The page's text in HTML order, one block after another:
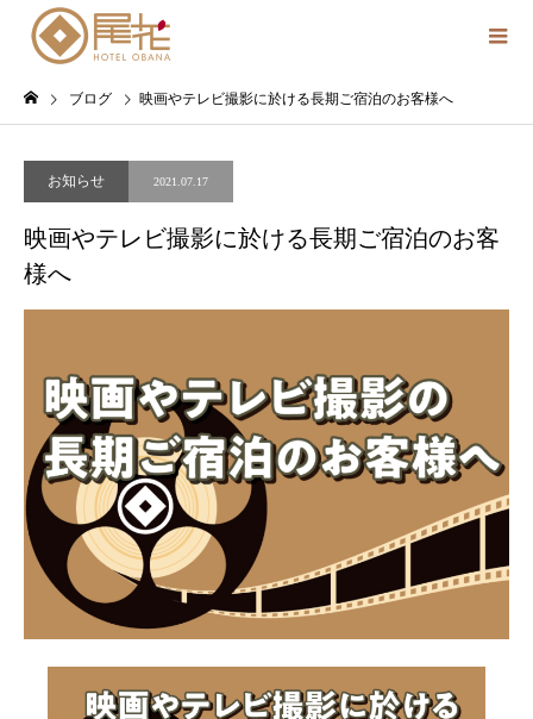
ブログ 映画やテレビ撮影に於ける長期ご宿泊のお客様へ
お知らせ 2021.07.17
映画やテレビ撮影に於ける長期ご宿泊のお客
様へ